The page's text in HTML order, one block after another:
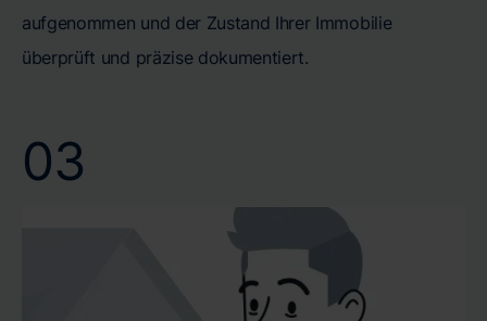
aufgenommen und der Zustand Ihrer Immobilie
überprüft und präzise dokumentiert.
03